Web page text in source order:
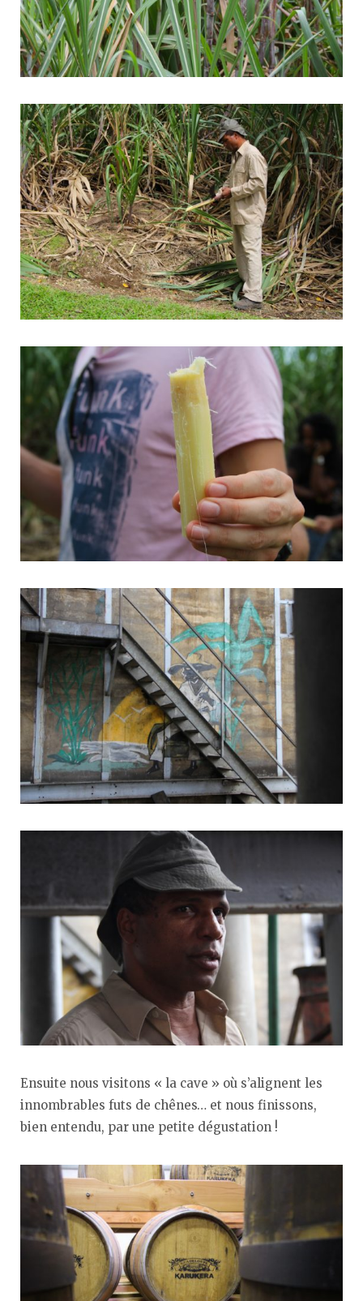
Ensuite nous visitons « la cave » où s’alignent les
innombrables futs de chênes… et nous finissons,
bien entendu, par une petite dégustation !